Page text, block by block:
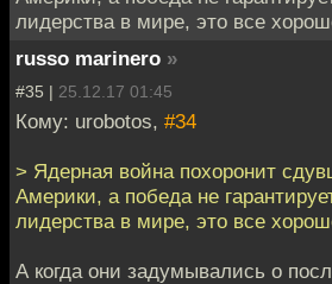
лидерства в мире, это все
russo marinero »
#35 | 25.12.17 01:45
Кому: urobotos, #34
> Ядерная война похоронит
Америки, а победа не
лидерства в мире, это все
А когда они задумывались о